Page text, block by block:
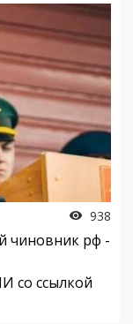
938
чиновник рф -
со ссылкой